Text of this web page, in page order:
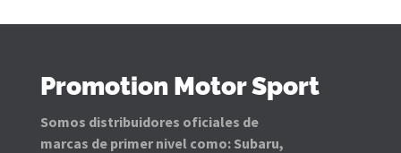
Promotion Motor Sport
Somos distribuidores oficiales de
marcas de primer nivel como: Subaru,